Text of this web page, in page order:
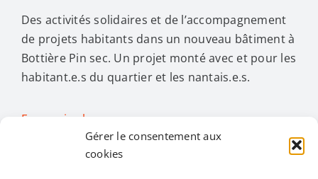
Gérer le consentement aux
cookies
Des activités solidaires et de l’accompagnement
de projets habitants dans un nouveau bâtiment à
Bottière Pin sec. Un projet monté avec et pour les
habitant.e.s du quartier et les nantais.e.s.
En savoir plus…